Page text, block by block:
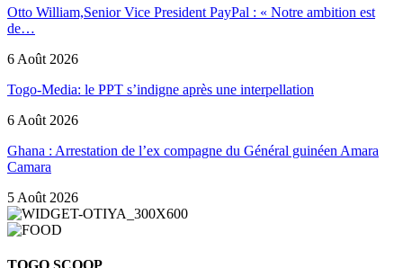
Otto William,Senior Vice President PayPal : « Notre ambition est
de…
6 Août 2026
Togo-Media: le PPT s’indigne après une interpellation
6 Août 2026
Ghana : Arrestation de l’ex compagne du Général guinéen Amara
Camara
5 Août 2026
TOGO SCOOP